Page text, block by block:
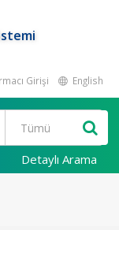
Girişi English
Detaylı Arama